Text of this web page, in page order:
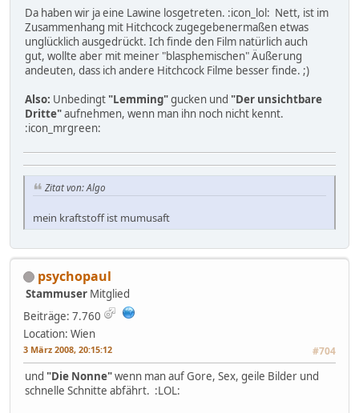
Da haben wir ja eine Lawine losgetreten. :icon_lol: Nett, ist im
Zusammenhang mit Hitchcock zugegebenermaßen etwas
unglücklich ausgedrückt. Ich finde den Film natürlich auch
gut, wollte aber mit meiner "blasphemischen" Äußerung
andeuten, dass ich andere Hitchcock Filme besser finde. ;)
Also: Unbedingt "Lemming"gucken und "Der unsichtbare
Dritte"aufnehmen, wenn man ihn noch nicht kennt.
:icon_mrgreen:
Zitat von: Algo
mein kraftstoff ist mumusaft
psychopaul
Stammuser Mitglied
Beiträge: 7.760
Location: Wien
3 März 2008, 20:15:12 #704
und "Die Nonne"wenn man auf Gore, Sex, geile Bilder und
schnelle Schnitte abfährt. :LOL: